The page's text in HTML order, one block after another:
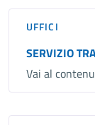
UFFICI
SERVIZIO
Vai al